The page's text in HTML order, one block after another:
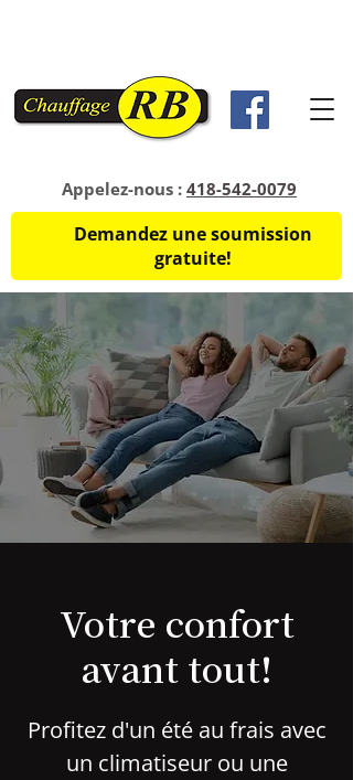
Appelez-nous : 418-542-0079
Demandez une soumission
gratuite!
Votre confort
avant tout!
Profitez d'un été au frais avec
un climatiseur ou une